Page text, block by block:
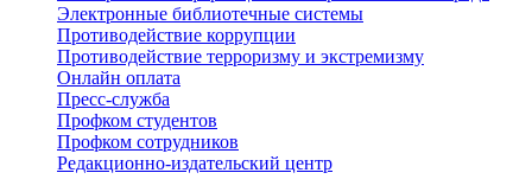
Электронные библиотечные системы
Противодействие коррупции
Противодействие терроризму и экстремизму
Онлайн оплата
Пресс-служба
Профком студентов
Профком сотрудников
Редакционно-издательский центр